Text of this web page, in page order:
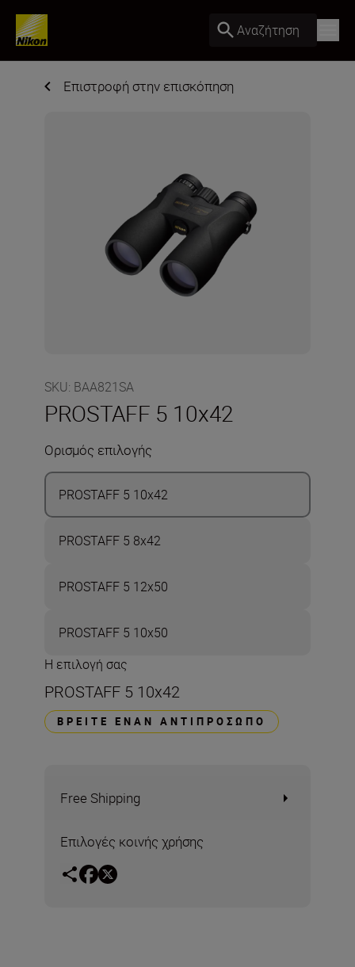
Αναζήτηση
Επιστροφή στην επισκόπηση
SKU: BAA821SA
PROSTAFF 5 10x42
Ορισμός επιλογής
PROSTAFF 5 10x42
PROSTAFF 5 8x42
PROSTAFF 5 12x50
PROSTAFF 5 10x50
Η επιλογή σας
PROSTAFF 5 10x42
ΒΡΕΊΤΕ ΈΝΑΝ ΑΝΤΙΠΡΌΣΩΠΟ
Free Shipping
Επιλογές κοινής χρήσης